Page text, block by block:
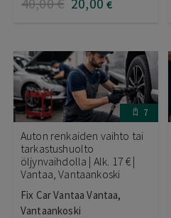
€
7
Auton renkaiden vaihto tai
tarkastushuolto
öljynvaihdolla | Alk. 17 € |
Vantaa, Vantaankoski
Fix Car Vantaa Vantaa,
Vantaankoski